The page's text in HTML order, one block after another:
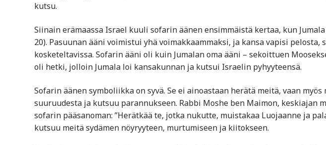
kutsu.
Siinain erämaassa Israel kuuli sofarin äänen ensimmäistä kertaa, kun
20). Pasuunan ääni voimistui yhä voimakkaammaksi, ja kansa vapisi pelosta,
kosketeltavissa. Sofarin ääni oli kuin Jumalan oma ääni – sekoittuen
oli hetki, jolloin Jumala loi kansakunnan ja kutsui Israelin pyhyyteensä.
Sofarin äänen symboliikka on syvä. Se ei ainoastaan herätä meitä, vaan
suuruudesta ja kutsuu parannukseen. Rabbi Moshe ben Maimon,
sofarin pääsanoman: ”Herätkää te, jotka nukutte, muistakaa Luojaanne ja
kutsuu meitä sydämen nöyryyteen, murtumiseen ja kiitokseen.